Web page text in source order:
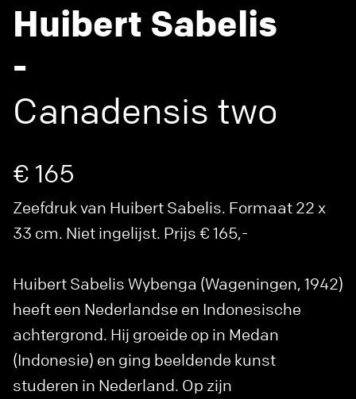
Huibert Sabelis
-
Canadensis two
€ 165
Zeefdruk van Huibert Sabelis. Formaat 22 x
33 cm. Niet ingelijst. Prijs € 165,-
Huibert Sabelis Wybenga (Wageningen, 1942)
heeft een Nederlandse en Indonesische
achtergrond. Hij groeide op in Medan
(Indonesie) en ging beeldende kunst
studeren in Nederland. Op zijn